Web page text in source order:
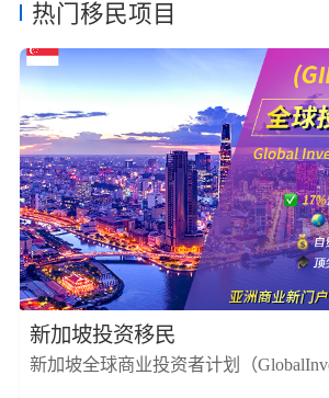
热门移民项目
新加坡投资移民